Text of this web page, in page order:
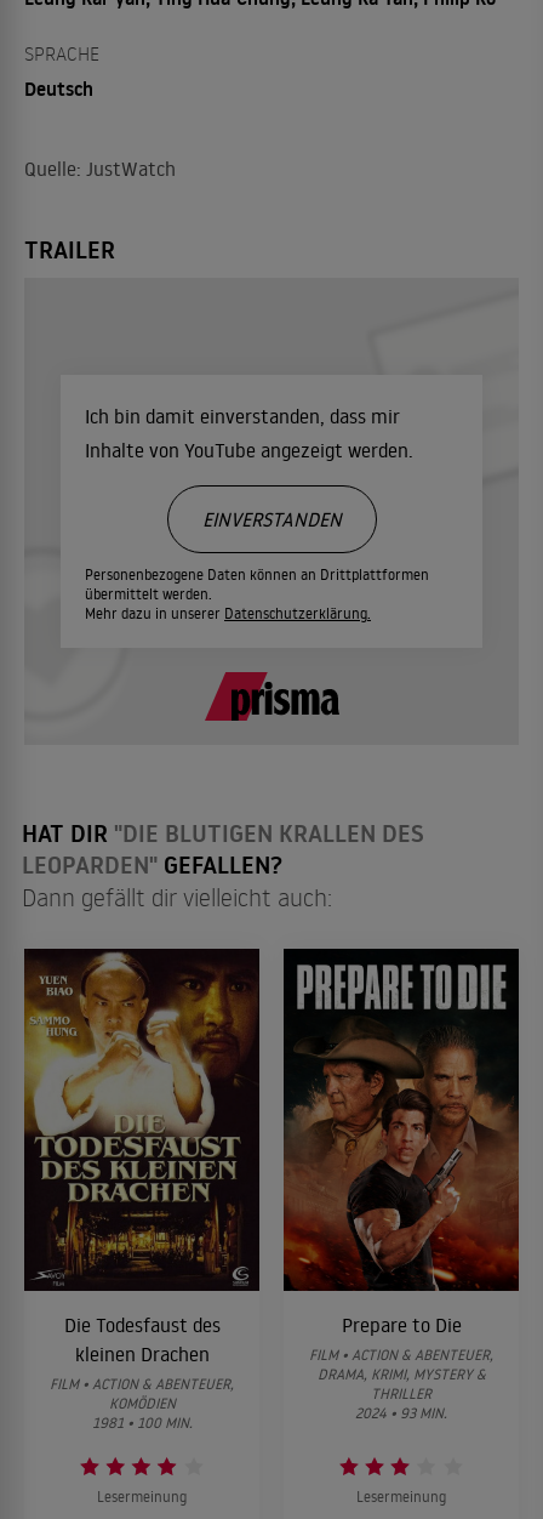
SPRACHE
Deutsch
Quelle: JustWatch
TRAILER
Ich bin damit einverstanden, dass mir
Inhalte von YouTube angezeigt werden.
Personenbezogene Daten können an Drittplattformen
übermittelt werden.
Mehr dazu in unserer Datenschutzerklärung.
EINVERSTANDEN
HAT DIR "DIE BLUTIGEN KRALLEN DES
LEOPARDEN" GEFALLEN?
Dann gefällt dir vielleicht auch:
Die Todesfaust des
kleinen Drachen
FILM • ACTION & ABENTEUER,
KOMÖDIEN
1981 • 100 MIN.
Lesermeinung
Prepare to Die
FILM • ACTION & ABENTEUER,
DRAMA, KRIMI, MYSTERY &
THRILLER
2024 • 93 MIN.
Lesermeinung